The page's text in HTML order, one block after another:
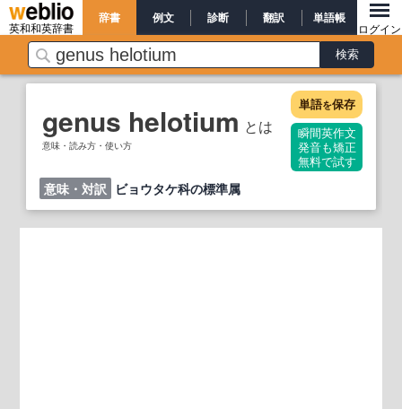
英和和英辞書
辞書 例文 診断 翻訳 単語帳
ログイン
genus helotium とは
意味・読み方・使い方
単語を保存
瞬間英作文
発音も矯正
無料で試す
意味・対訳 ビョウタケ科の標準属